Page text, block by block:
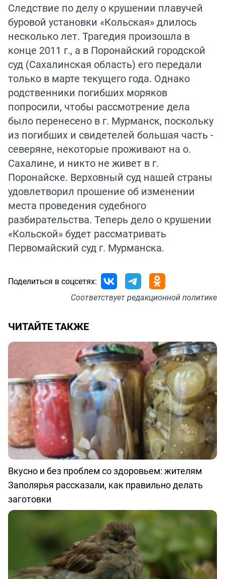
Следствие по делу о крушении плавучей
буровой установки «Кольская» длилось
несколько лет. Трагедия произошла в
конце 2011 г., а в Поронайский городской
суд (Сахалинская область) его передали
только в марте текущего года. Однако
родственники погибших моряков
попросили, чтобы рассмотрение дела
было перенесено в г. Мурманск, поскольку
из погибших и свидетелей большая часть -
северяне, некоторые проживают на о.
Сахалине, и никто не живет в г.
Поронайске. Верховный суд нашей страны
удовлетворил прошение об изменении
места проведения судебного
разбирательства. Теперь дело о крушении
«Кольской» будет рассматривать
Первомайский суд г. Мурманска.
Поделиться в соцсетях:
Соответствуетредакционной политике
ЧИТАЙТЕ ТАКЖЕ
Вкусно и без проблем со здоровьем: жителям
Заполярья рассказали, как правильно делать
заготовки